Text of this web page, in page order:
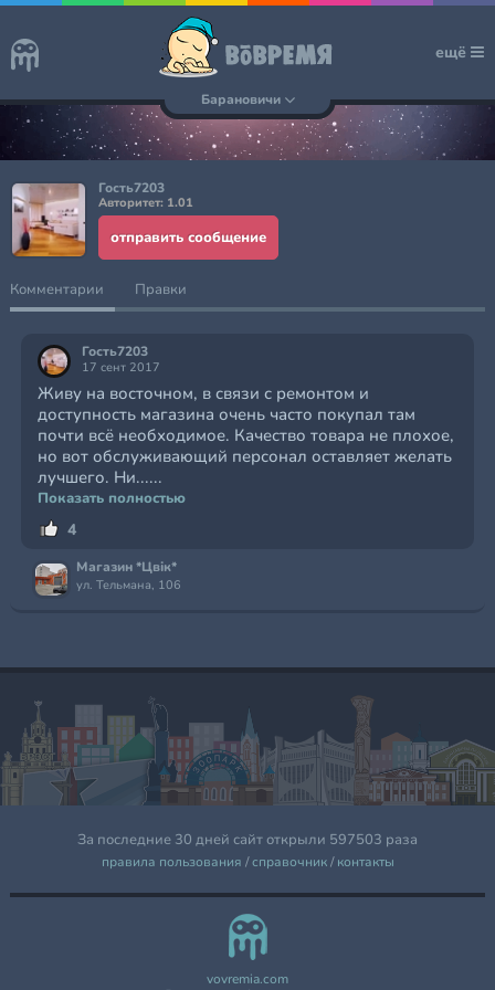
ещё
Барановичи
Гость7203
Авторитет: 1.01
отправить сообщение
Комментарии Правки
Гость7203
17 сент 2017
Живу на восточном, в связи с ремонтом и
доступность магазина очень часто покупал там
почти всё необходимое. Качество товара не плохое,
но вот обслуживающий персонал оставляет желать
лучшего. Ни......
Показать полностью
4
Магазин *Цвік*
ул. Тельмана, 106
За последние 30 дней сайт открыли 597503 раза
правила пользования /справочник/контакты
vovremia.com